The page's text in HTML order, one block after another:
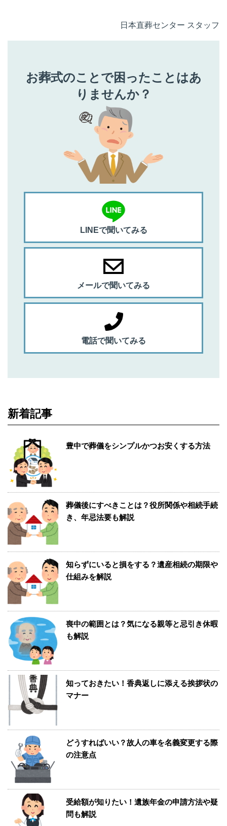
日本直葬センター スタッフ
お葬式のことで困ったことはあ
りませんか？
LINEで聞いてみる
メールで聞いてみる
電話で聞いてみる
新着記事
豊中で葬儀をシンプルかつお安くする方法
葬儀後にすべきことは？役所関係や相続手続
き、年忌法要も解説
知らずにいると損をする？遺産相続の期限や
仕組みを解説
喪中の範囲とは？気になる親等と忌引き休暇
も解説
知っておきたい！香典返しに添える挨拶状の
マナー
どうすればいい？故人の車を名義変更する際
の注意点
受給額が知りたい！遺族年金の申請方法や疑
問も解説